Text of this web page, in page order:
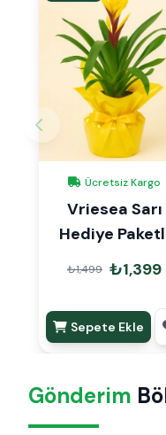
Ücretsiz Kargo
Vriesea Sarı
Hediye
₺1,499 ₺1,399
Sepete Ekle
Gönderim